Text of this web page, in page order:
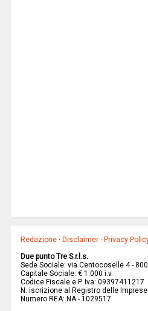
Redazione · Disclaimer · Privacy
Due punto Tre S.r.l.s.
Sede Sociale: via Centocoselle 4 -
Capitale Sociale: € 1.000 i.v.
Codice Fiscale e P. Iva: 09397411217
N. iscrizione al Registro delle
Numero REA: NA - 1029517